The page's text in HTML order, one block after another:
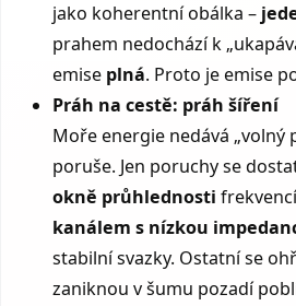
jako koherentní obálka –
prahem nedochází k
emise plná. Proto je emise
Práh na cestě: práh šíření
Moře energie nedává „volný
poruše. Jen poruchy se
okně průhlednosti
kanálem s nízkou
stabilní svazky. Ostatní se
zaniknou v šumu pozadí